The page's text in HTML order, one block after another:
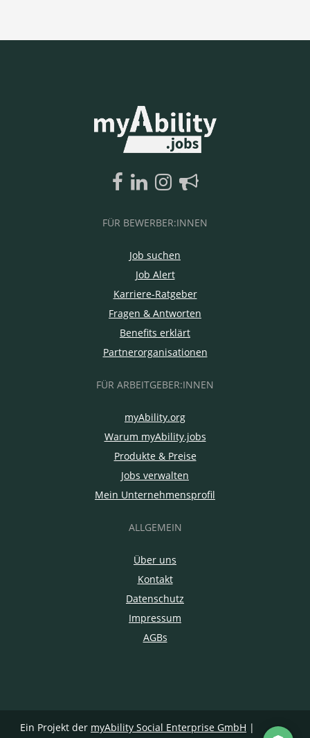
FÜR BEWERBER:INNEN
Job suchen
Job Alert
Karriere-Ratgeber
Fragen & Antworten
Benefits erklärt
Partnerorganisationen
FÜR ARBEITGEBER:INNEN
myAbility.org
Warum myAbility.jobs
Produkte & Preise
Jobs verwalten
Mein Unternehmensprofil
ALLGEMEIN
Über uns
Kontakt
Datenschutz
Impressum
AGBs
Ein Projekt der myAbility Social Enterprise GmbH |